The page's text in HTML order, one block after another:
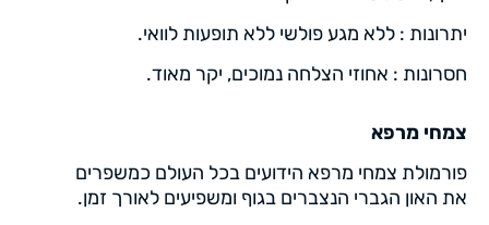
יתרונות : ללא מגע פולשי ללא תופעות לוואי.
חסרונות : אחוזי הצלחה נמוכים, יקר מאוד.
צמחי מרפא
פורמולת צמחי מרפא הידועים בכל העולם כמשפרים
את האון הגברי הנצברים בגוף ומשפיעים לאורך זמן.